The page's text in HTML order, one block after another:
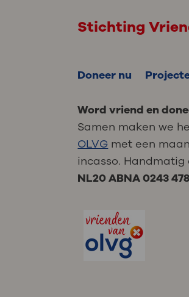
Stichting
Doneer nu
Word vriend en
Samen maken we
OLVG met een
incasso.
NL20 ABNA 0243